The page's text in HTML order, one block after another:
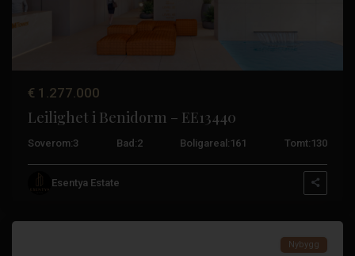
€ 1.277.000
Leilighet i Benidorm – EE13440
Soverom:3 Bad:2 Boligareal: 161 Tomt: 130
Esentya Estate
Nybygg